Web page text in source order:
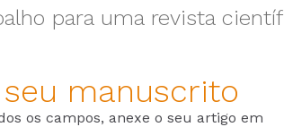
para uma revista
seu manuscrito
os campos, anexe o seu artigo em